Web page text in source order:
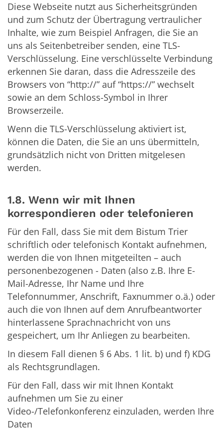
Diese Webseite nutzt aus Sicherheitsgründen
und zum Schutz der Übertragung vertraulicher
Inhalte, wie zum Beispiel Anfragen, die Sie an
uns als Seitenbetreiber senden, eine TLS-
Verschlüsselung. Eine verschlüsselte Verbindung
erkennen Sie daran, dass die Adresszeile des
Browsers von “http://” auf “https://” wechselt
sowie an dem Schloss-Symbol in Ihrer
Browserzeile.
Wenn die TLS-Verschlüsselung aktiviert ist,
können die Daten, die Sie an uns übermitteln,
grundsätzlich nicht von Dritten mitgelesen
werden.
1.8. Wenn wir mit Ihnen
korrespondieren oder telefonieren
Für den Fall, dass Sie mit dem Bistum Trier
schriftlich oder telefonisch Kontakt aufnehmen,
werden die von Ihnen mitgeteilten – auch
personenbezogenen - Daten (also z.B. Ihre E-
Mail-Adresse, Ihr Name und Ihre
Telefonnummer, Anschrift, Faxnummer o.ä.) oder
auch die von Ihnen auf dem Anrufbeantworter
hinterlassene Sprachnachricht von uns
gespeichert, um Ihr Anliegen zu bearbeiten.
In diesem Fall dienen § 6 Abs. 1 lit. b) und f) KDG
als Rechtsgrundlagen.
Für den Fall, dass wir mit Ihnen Kontakt
aufnehmen um Sie zu einer
Video-/Telefonkonferenz einzuladen, werden Ihre
Daten